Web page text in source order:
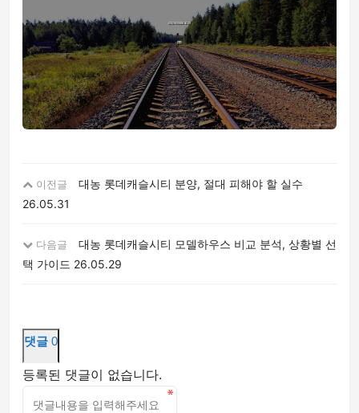
이전글
대농 롯데캐슬시티 분양, 절대 피해야 할 실수
26.05.31
다음글
대농 롯데캐슬시티 모델하우스 비교 분석, 상황별 선
택 가이드 26.05.29
댓글 0
등록된 댓글이 없습니다.